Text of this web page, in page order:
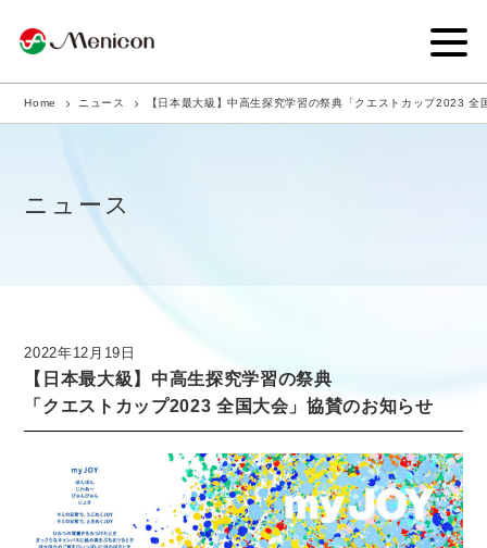
企業情報
商品サイト
ニュース
採用情報
医療従事者向け情報 GLOBAL
Home ニュース 【日本最大級】中高生探究学習の祭典「クエストカップ2023 全
ニュース
2022年12月19日
【日本最大級】中高生探究学習の祭典
「クエストカップ2023 全国大会」協賛のお知らせ